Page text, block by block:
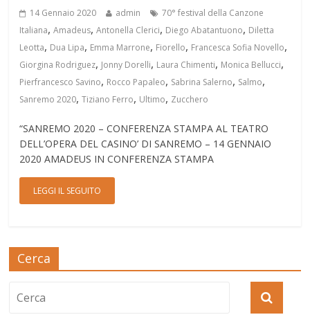
14 Gennaio 2020 admin
70° festival della Canzone
Italiana,Amadeus,Antonella Clerici, Diego Abatantuono, Diletta
Leotta, Dua Lipa, Emma Marrone, Fiorello, Francesca Sofia Novello,
Giorgina Rodriguez, Jonny Dorelli, Laura Chimenti, Monica Bellucci,
Pierfrancesco Savino, Rocco Papaleo, Sabrina Salerno, Salmo,
Sanremo 2020,Tiziano Ferro, Ultimo, Zucchero
“SANREMO 2020 – CONFERENZA STAMPA AL TEATRO
DELL’OPERA DEL CASINO’ DI SANREMO – 14 GENNAIO
2020 AMADEUS IN CONFERENZA STAMPA
LEGGI IL SEGUITO
Cerca